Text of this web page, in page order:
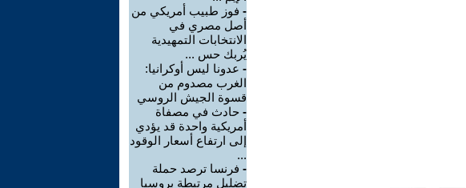
- فوز طبيب أمريكي من
أصل مصري في
الانتخابات التمهيدية
يُربك حس ...
- عدونا ليس أوكرانيا:
الغرب مصدوم من
قسوة الجيش الروسي
- حادث في مصفاة
أمريكية واحدة قد يؤدي
إلى ارتفاع أسعار الوقود
...
- فرنسا ترصد حملة
تضليل مرتبطة بروسيا